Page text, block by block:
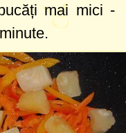
mai mici -